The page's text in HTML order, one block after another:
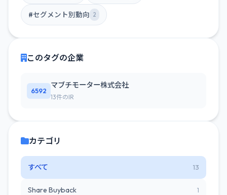
#セグメント別動向 2
このタグの企業
6592
マブチモーター株式会社
13件のIR
カテゴリ
すべて 13
Share Buyback 1